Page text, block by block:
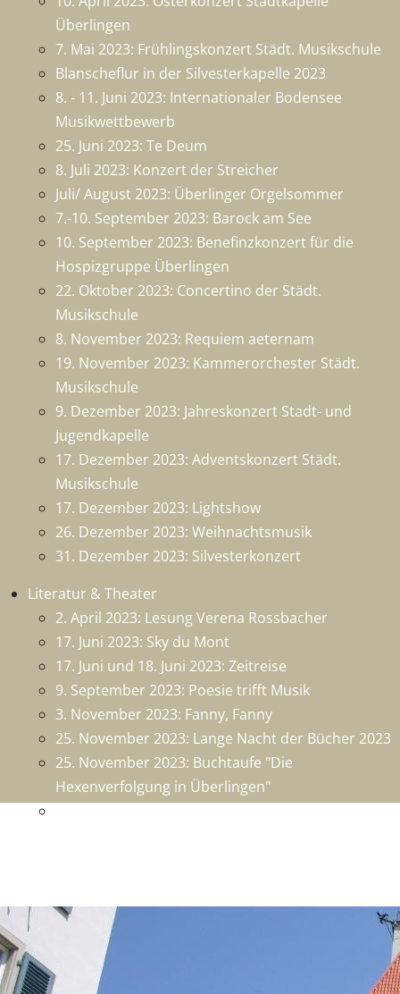
Überlingen
7. Mai 2023: Frühlingskonzert Städt. Musikschule
Blanscheflur in der Silvesterkapelle 2023
8. - 11. Juni 2023: Internationaler Bodensee
Musikwettbewerb
25. Juni 2023: Te Deum
8. Juli 2023: Konzert der Streicher
Juli/ August 2023: Überlinger Orgelsommer
7.-10. September 2023: Barock am See
10. September 2023: Benefinzkonzert für die
Hospizgruppe Überlingen
22. Oktober 2023: Concertino der Städt.
Musikschule
8. November 2023: Requiem aeternam
19. November 2023: Kammerorchester Städt.
Musikschule
9. Dezember 2023: Jahreskonzert Stadt- und
Jugendkapelle
17. Dezember 2023: Adventskonzert Städt.
Musikschule
17. Dezember 2023: Lightshow
26. Dezember 2023: Weihnachtsmusik
31. Dezember 2023: Silvesterkonzert
Literatur & Theater
2. April 2023: Lesung Verena Rossbacher
17. Juni 2023: Sky du Mont
17. Juni und 18. Juni 2023: Zeitreise
9. September 2023: Poesie trifft Musik
3. November 2023: Fanny, Fanny
25. November 2023: Lange Nacht der Bücher 2023
25. November 2023: Buchtaufe "Die
Hexenverfolgung in Überlingen"